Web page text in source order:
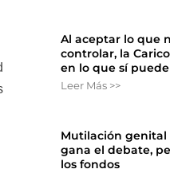
Al aceptar lo que
controlar, la
en lo que sí puede
Leer Más >>
Mutilación genital
gana el debate,
los fondos